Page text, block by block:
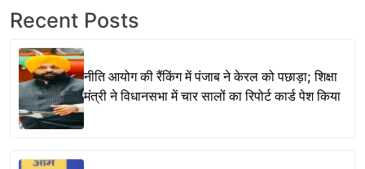
Recent Posts
नीति आयोग की रैंकिंग में पंजाब ने केरल को पछाड़ा; शिक्षा
मंत्री ने विधानसभा में चार सालों का रिपोर्ट कार्ड पेश किया